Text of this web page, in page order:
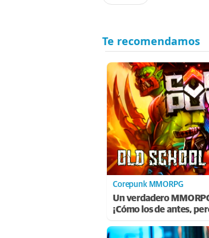
Corepunk MMORPG
Un verdadero
¡Cómo los de antes,